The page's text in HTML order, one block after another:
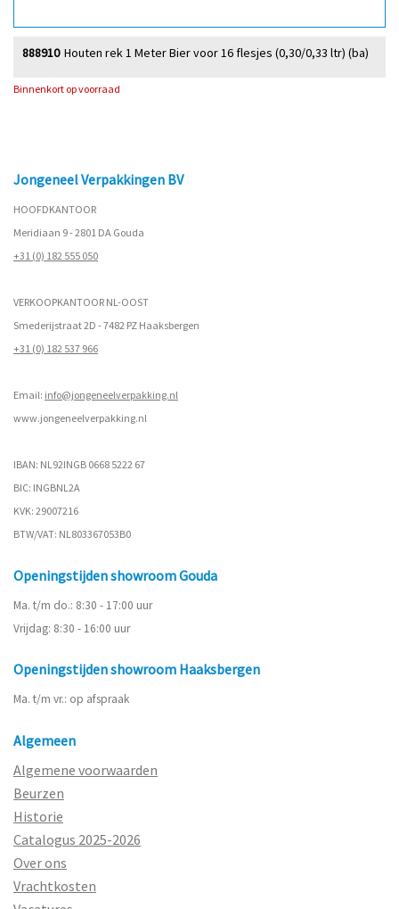
Houten rek 1 Meter Bier voor 16 flesjes (0,30/0,33 ltr) (ba)
888910
Binnenkort op voorraad
Jongeneel Verpakkingen BV
HOOFDKANTOOR
Meridiaan 9 - 2801 DA Gouda
+31 (0) 182 555 050
VERKOOPKANTOOR NL-OOST
Smederijstraat 2D - 7482 PZ Haaksbergen
+31 (0) 182 537 966
Email: info@jongeneelverpakking.nl
www.jongeneelverpakking.nl
IBAN: NL92INGB 0668 5222 67
BIC: INGBNL2A
KVK: 29007216
BTW/VAT: NL803367053B0
Openingstijden showroom Gouda
Ma. t/m do.: 8:30 - 17:00 uur
Vrijdag: 8:30 - 16:00 uur
Openingstijden showroom Haaksbergen
Ma. t/m vr.: op afspraak
Algemeen
Algemene voorwaarden
Beurzen
Historie
Catalogus 2025-2026
Over ons
Vrachtkosten